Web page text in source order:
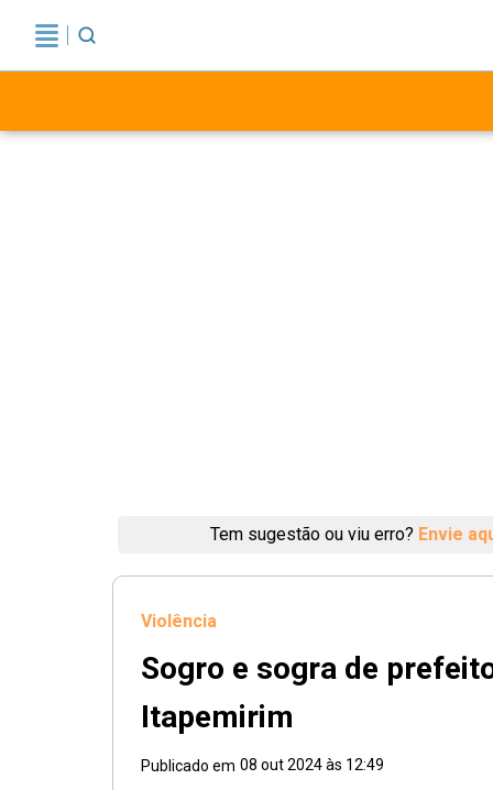
Tem sugestão ou viu erro? Envie
Violência
Sogro e sogra de
Itapemirim
Publicado em 08 out 2024 às 12:49